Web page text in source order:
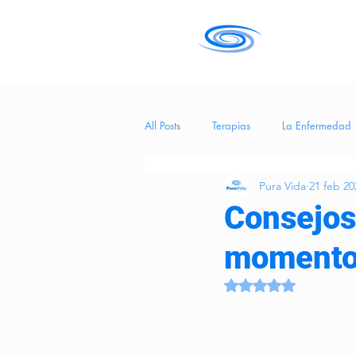
All Posts Terapias La Enfermedad
tecnología
Hierba Medicinal
Pura Vida 21 feb
Obtuvo NaN de 5